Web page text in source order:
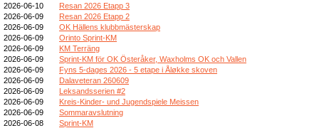
2026-06-10
Resan 2026 Etapp 3
2026-06-09
Resan 2026 Etapp 2
2026-06-09
OK Hällens klubbmästerskap
2026-06-09
Orinto Sprint-KM
2026-06-09
KM Terräng
2026-06-09
Sprint-KM för OK Österåker, Waxholms OK och Vallen
2026-06-09
Fyns 5-dages 2026 - 5 etape i Åløkke skoven
2026-06-09
Dalaveteran 260609
2026-06-09
Leksandsserien #2
2026-06-09
Kreis-Kinder- und Jugendspiele Meissen
2026-06-09
Sommaravslutning
2026-06-08
Sprint-KM